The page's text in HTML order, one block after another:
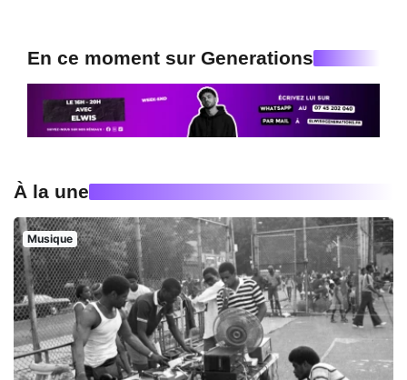
En ce moment sur Generations
À la une
Musique